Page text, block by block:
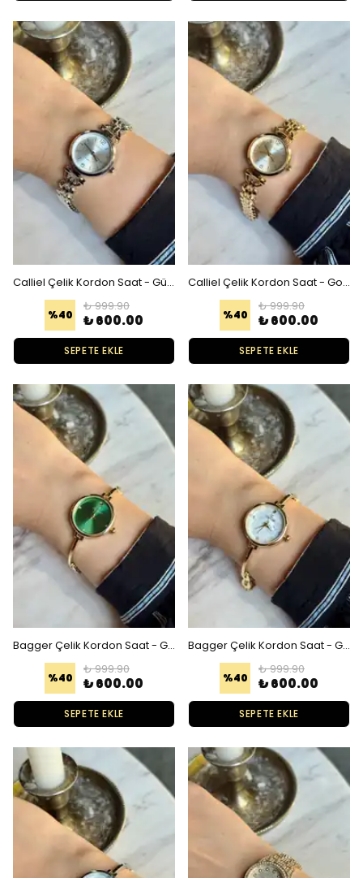
Calliel Çelik Kordon Saat - Gümüş Beyaz
%40
₺ 999.90
₺ 600.00
SEPETE EKLE
Calliel Çelik Kordon Saat - Gold Gold
%40
₺ 999.90
₺ 600.00
SEPETE EKLE
Bagger Çelik Kordon Saat - Gold Yeşil
%40
₺ 999.90
₺ 600.00
SEPETE EKLE
Bagger Çelik Kordon Saat - Gold Beyaz Sedef
%40
₺ 999.90
₺ 600.00
SEPETE EKLE